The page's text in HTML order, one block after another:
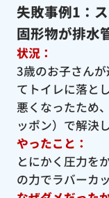
失敗事例1：
固形物が排水
状況：
3歳のお子さん
てトイレに落と
悪くなったため
ッポン）で解決
やったこと：
とにかく圧力を
の力でラバーカ